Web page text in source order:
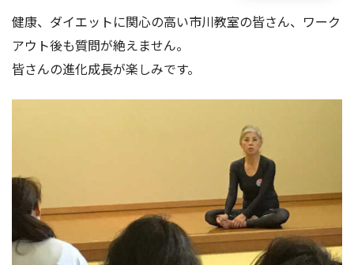
健康、ダイエットに関心の高い市川教室の皆さん、ワーク
アウト後も質問が絶えません。
皆さんの進化成長が楽しみです。